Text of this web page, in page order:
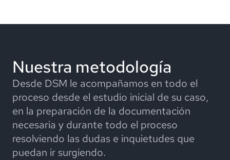
Nuestra metodología
Desde DSM le acompañamos en todo el
proceso desde el estudio inicial de su caso,
en la preparación de la documentación
necesaria y durante todo el proceso
resolviendo las dudas e inquietudes que
puedan ir surgiendo.